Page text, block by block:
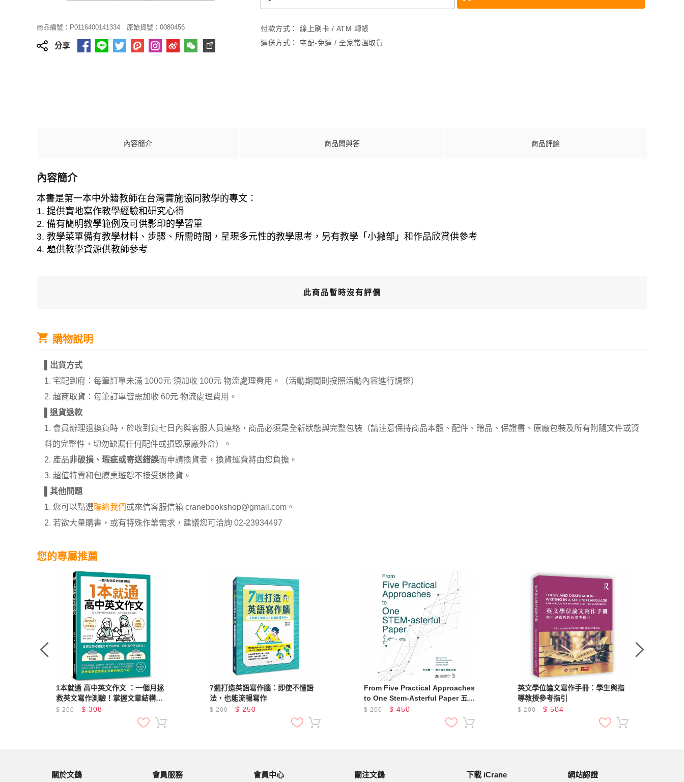
商品編號：P0116400141334 原始貨號：0080456
分享
付款方式：
線上刷卡 / ATM 轉帳
運送方式：
宅配-免運 / 全家常溫取貨
內容簡介 商品問與答 商品評論
內容簡介
本書是第一本中外籍教師在台灣實施協同教學的專文：
1. 提供實地寫作教學經驗和研究心得
2. 備有簡明教學範例及可供影印的學習單
3. 教學菜單備有教學材料、步驟、所需時間，呈現多元性的教學思考，另有教學「小撇部」和作品欣賞供參考
4. 題供教學資源供教師參考
此商品暫時沒有評價
購物說明
出貨方式
1. 宅配到府：每筆訂單未滿 1000元 須加收 100元 物流處理費用。（活動期間則按照活動內容進行調整）
2. 超商取貨：每筆訂單皆需加收 60元 物流處理費用。
退貨退款
1. 會員辦理退換貨時，於收到貨七日內與客服人員連絡，商品必須是全新狀態與完整包裝（請注意保持商品本體、配件、贈品、保證書、原廠包裝及所有附隨文件或資
料的完整性，切勿缺漏任何配件或損毀原廠外盒）。
2. 產品非破損、瑕疵或寄送錯誤而申請換貨者，換貨運費將由您負擔。
3. 超值特賣和包膜桌遊恕不接受退換貨。
其他問題
1. 您可以點選聯絡我們或來信客服信箱 cranebookshop@gmail.com。
2. 若欲大量購書，或有特殊作業需求，建議您可洽詢 02-23934497
您的專屬推薦
1本就通 高中英文作文 ：一個月拯
救英文寫作測驗！掌握文章結構設
計方法與訣竅，練出高分英文作
文！（附音檔下載QR碼）
$200 $ 308
7週打造英語寫作腦：即使不懂語
法，也能流暢寫作
$200 $ 250
From Five Practical Approaches
to One Stem-Asterful Paper 五法
歸一：理工論文卓越之道
$200 $ 450
英文學位論文寫作手冊：學生與指
導教授參考指引
$200 $504
關於文鶴 會員服務 會員中心 關注文鶴 下載 iCrane 網站認證